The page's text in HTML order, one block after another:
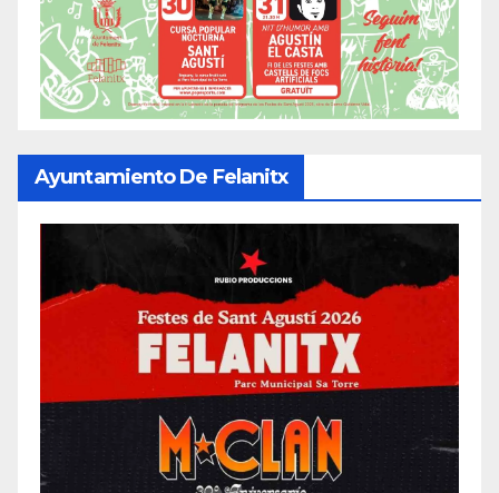
Ayuntamiento De Felanitx